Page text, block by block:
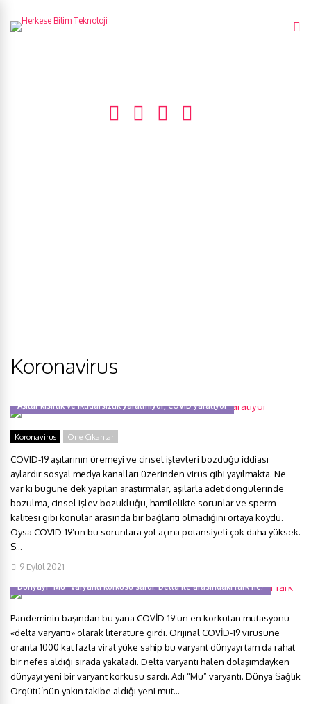
Koronavirus
Aşılar kısırlık ve iktidarsızlık yaratmıyor, COVID yaratıyor
Koronavirus Öne Çıkanlar
COVID-19 aşılarının üremeyi ve cinsel işlevleri bozduğu iddiası
aylardır sosyal medya kanalları üzerinden virüs gibi yayılmakta. Ne
var ki bugüne dek yapılan araştırmalar, aşılarla adet döngülerinde
bozulma, cinsel işlev bozukluğu, hamilelikte sorunlar ve sperm
kalitesi gibi konular arasında bir bağlantı olmadığını ortaya koydu.
Oysa COVID-19’un bu sorunlara yol açma potansiyeli çok daha yüksek.
S...
9 Eylül 2021
Dünyayı “Mu” varyantı korkusu sardı. Delta ile arasındaki fark ne?
Pandeminin başından bu yana COVİD-19’un en korkutan mutasyonu
«delta varyantı» olarak literatüre girdi. Orijinal COVİD-19 virüsüne
oranla 1000 kat fazla viral yüke sahip bu varyant dünyayı tam da rahat
bir nefes aldığı sırada yakaladı. Delta varyantı halen dolaşımdayken
dünyayı yeni bir varyant korkusu sardı. Adı “Mu” varyantı. Dünya Sağlık
Örgütü’nün yakın takibe aldığı yeni mut...